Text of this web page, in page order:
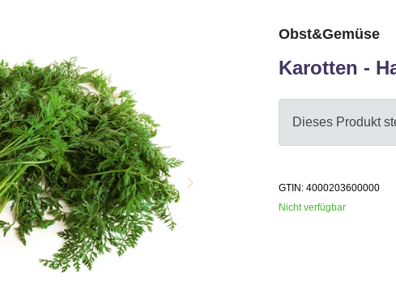
Obst&Gemüse
Karotten -
Dieses Produkt
GTIN: 4000203600000
Nicht verfügbar